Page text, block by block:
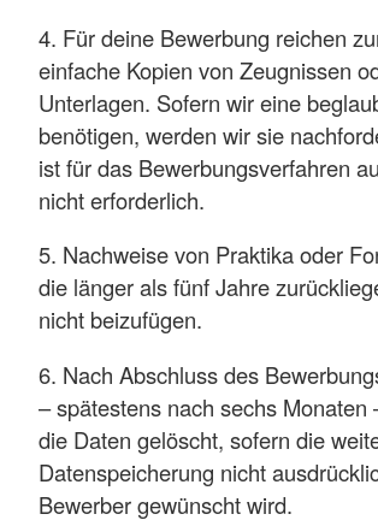
4. Für deine Bewerbung reichen
einfache Kopien von Zeugnissen
Unterlagen. Sofern wir eine
benötigen, werden wir sie
ist für das Bewerbungsverfahren
nicht erforderlich.
5. Nachweise von Praktika oder
die länger als fünf Jahre
nicht beizufügen.
6. Nach Abschluss des
– spätestens nach sechs
die Daten gelöscht, sofern die
Datenspeicherung nicht
Bewerber gewünscht wird.